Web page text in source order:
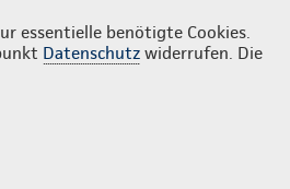
essentielle benötigte Cookies.
Datenschutz widerrufen. Die
09097 9693742